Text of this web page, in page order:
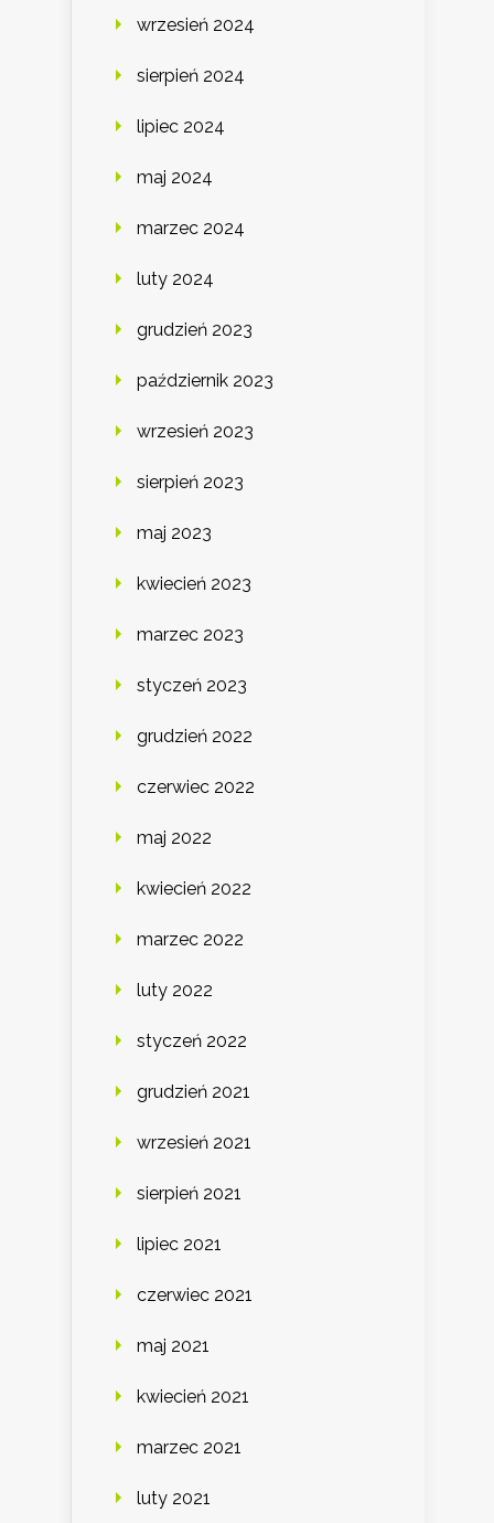
wrzesień 2024
sierpień 2024
lipiec 2024
maj 2024
marzec 2024
luty 2024
grudzień 2023
październik 2023
wrzesień 2023
sierpień 2023
maj 2023
kwiecień 2023
marzec 2023
styczeń 2023
grudzień 2022
czerwiec 2022
maj 2022
kwiecień 2022
marzec 2022
luty 2022
styczeń 2022
grudzień 2021
wrzesień 2021
sierpień 2021
lipiec 2021
czerwiec 2021
maj 2021
kwiecień 2021
marzec 2021
luty 2021